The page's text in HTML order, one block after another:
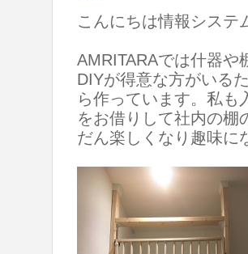
こんにちは情報システ
AMRITARAでは什器や
DIYが得意な方がいる
ら作っています。私も
をお借りして社内の棚
だん楽しくなり趣味に